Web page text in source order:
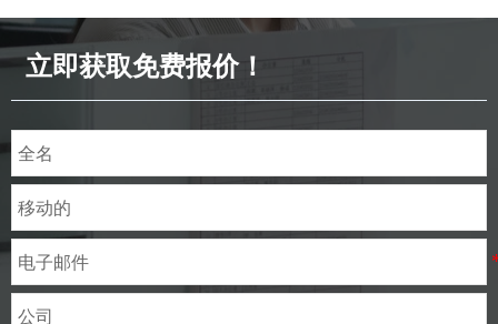
410、420、430、904等
立即获取免费报价！